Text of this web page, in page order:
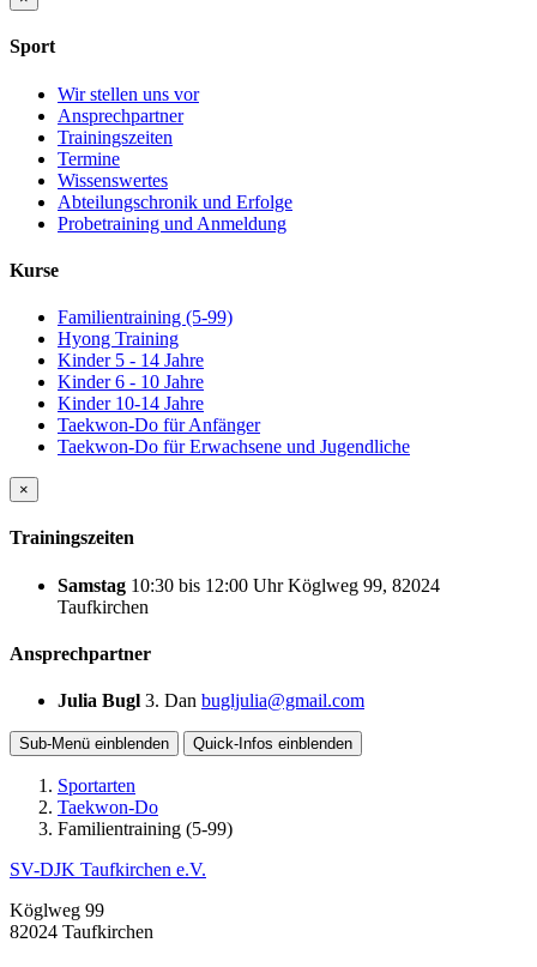
Sport
Wir stellen uns vor
Ansprechpartner
Trainingszeiten
Termine
Wissenswertes
Abteilungschronik und Erfolge
Probetraining und Anmeldung
Kurse
Familientraining (5-99)
Hyong Training
Kinder 5 - 14 Jahre
Kinder 6 - 10 Jahre
Kinder 10-14 Jahre
Taekwon-Do für Anfänger
Taekwon-Do für Erwachsene und Jugendliche
×
Trainingszeiten
Samstag 10:30 bis 12:00 UhrKöglweg 99, 82024
Taufkirchen
Ansprechpartner
Julia Bugl 3. Dan bugljulia@gmail.com
Sub-Menü einblenden Quick-Infos einblenden
Sportarten
Taekwon-Do
Familientraining (5-99)
SV-DJK Taufkirchen e.V.
Köglweg 99
82024 Taufkirchen